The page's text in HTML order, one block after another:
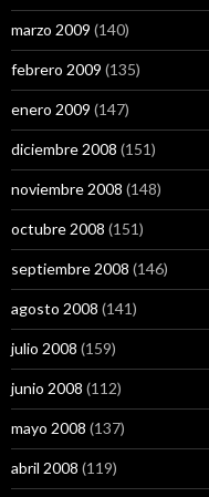
marzo 2009 (140)
febrero 2009 (135)
enero 2009 (147)
diciembre 2008 (151)
noviembre 2008 (148)
octubre 2008 (151)
septiembre 2008 (146)
agosto 2008 (141)
julio 2008 (159)
junio 2008 (112)
mayo 2008 (137)
abril 2008 (119)